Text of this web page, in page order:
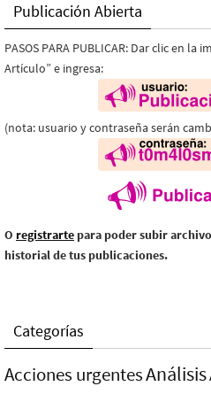
Publicación Abierta
PASOS PARA PUBLICAR: Dar clic en
Artículo” e ingresa:
(nota: usuario y contraseña serán
O registrarte para poder subir
historial de tus publicaciones.
Categorías
Acciones urgentesAnálisis